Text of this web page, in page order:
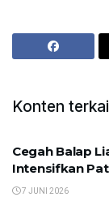
Konten
Cegah Balap
Intensifkan
7 JUNI 2026